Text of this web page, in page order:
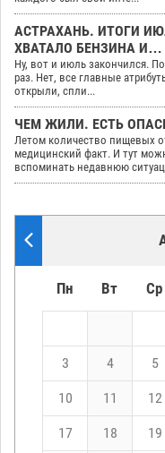
АСТРАХАНЬ. ИТОГИ
ХВАТАЛО БЕНЗИНА
Ну, вот и июль закончился.
раз. Нет, все главные
открыли, спли...
ЧЕМ ЖИЛИ. ЕСТЬ
Летом количество пищевых
медицинский факт. И тут
вспоминать недавнюю
Пн Вт Ср
3 4 5
10 11 12
17 18 19